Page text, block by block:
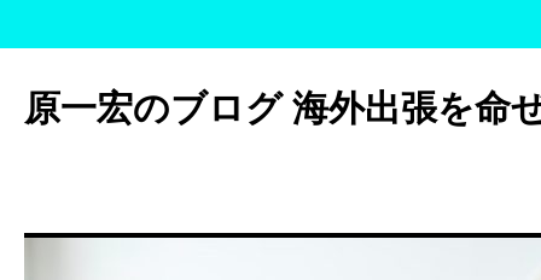
テ
ン
ッ
原一宏のブログ 海外出張を命